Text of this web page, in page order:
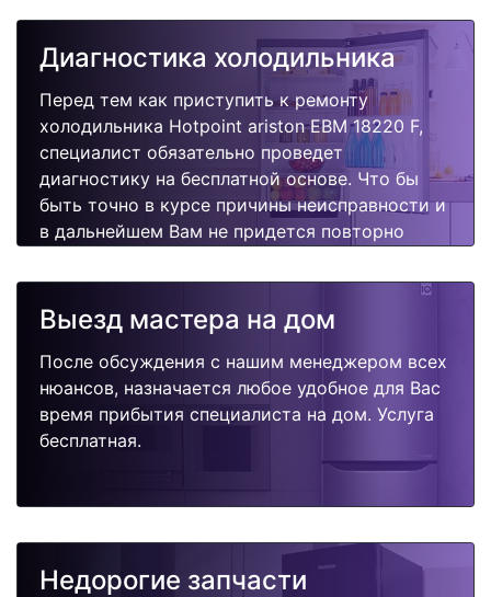
быстро, качественно и недорого.
Диагностика холодильника
Перед тем как приступить к ремонту
холодильника Hotpoint ariston EBM 18220 F,
специалист обязательно проведет
диагностику на бесплатной основе. Что бы
быть точно в курсе причины неисправности и
в дальнейшем Вам не придется повторно
поломок.
Выезд мастера на дом
После обсуждения с нашим менеджером всех
нюансов, назначается любое удобное для Вас
время прибытия специалиста на дом. Услуга
бесплатная.
Недорогие запчасти